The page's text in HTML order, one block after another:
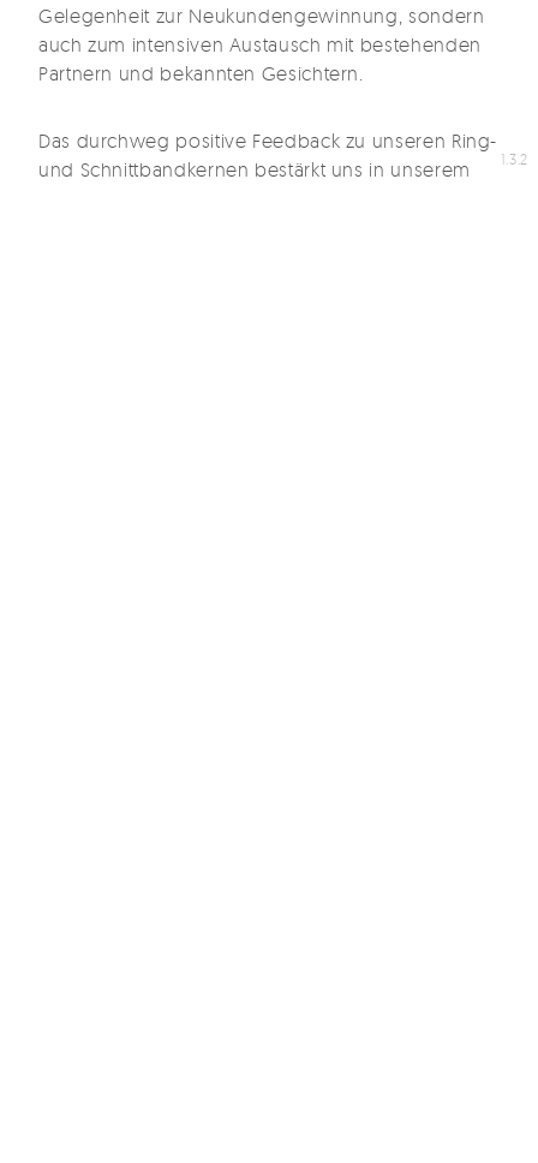
Gelegenheit zur Neukundengewinnung, sondern
auch zum intensiven Austausch mit bestehenden
Partnern und bekannten Gesichtern.
Das durchweg positive Feedback zu unseren Ring-
und Schnittbandkernen bestärkt uns in unserem
1.3.2